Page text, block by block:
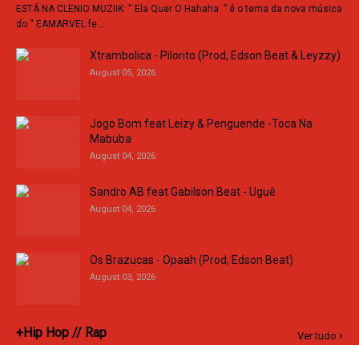
ESTÁ NA CLENIO MUZIIK: “ Ela Quer O Hahaha ” é o tema da nova música
do “ EAMARVEL fe…
Xtrambolica - Pilorito (Prod, Edson Beat & Leyzzy)
August 05, 2026
Jogo Bom feat Leizy & Penguende -Toca Na
Mabuba
August 04, 2026
Sandro AB feat Gabilson Beat - Uguê
August 04, 2026
Os Brazucas - Opaah (Prod, Edson Beat)
August 03, 2026
+Hip Hop // Rap Ver tudo